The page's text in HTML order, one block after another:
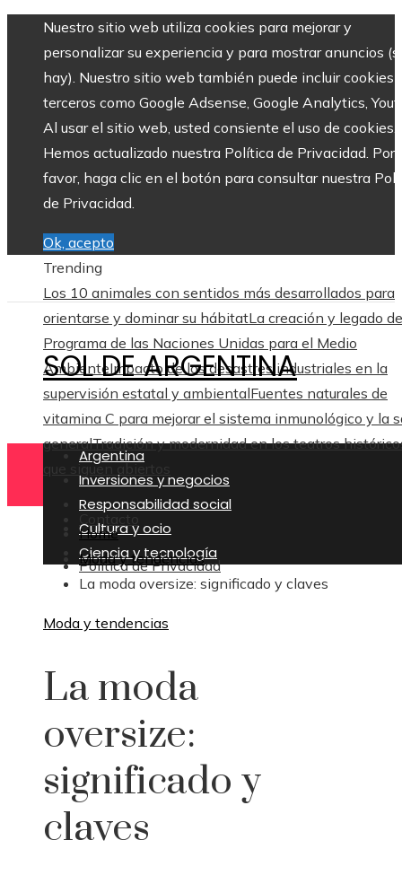
Nuestro sitio web utiliza cookies para mejorar y
personalizar su experiencia y para mostrar anuncios
hay). Nuestro sitio web también puede incluir cookies
terceros como Google Adsense, Google Analytics,
Al usar el sitio web, usted consiente el uso de cookies.
Hemos actualizado nuestra Política de Privacidad. Por
favor, haga clic en el botón para consultar nuestra
de Privacidad.
Ok, acepto
Trending
Los 10 animales con sentidos más desarrollados para
orientarse y dominar su hábitatLa creación y legado
Programa de las Naciones Unidas para el Medio
AmbienteImpacto de los desastres industriales en la
supervisión estatal y ambientalFuentes naturales de
vitamina C para mejorar el sistema inmunológico y la
generalTradición y modernidad en los teatros
que siguen abiertos
Contacto
Política de Privacidad
SOL DE ARGENTINA
Argentina
Inversiones y negocios
Responsabilidad social
Cultura y ocio
Ciencia y tecnología
Home
Moda y tendencias
La moda oversize: significado y claves
Moda y tendencias
La moda
oversize:
significado y
claves